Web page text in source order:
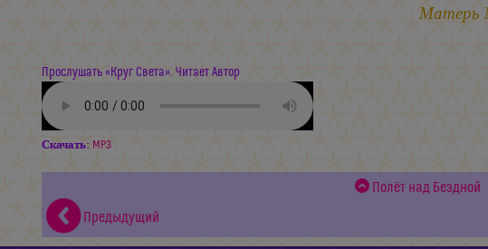
Матерь
Прослушать «Круг Света». Читает Автор
Скачать: MP3
Полёт над Бездной
Предыдущий